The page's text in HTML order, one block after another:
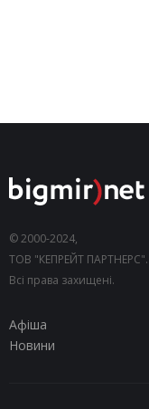
© 2000-2024,
ТОВ "КЕПРЕЙТ ПАРТНЕРС".
Всі права захищені.
Афіша
Новини